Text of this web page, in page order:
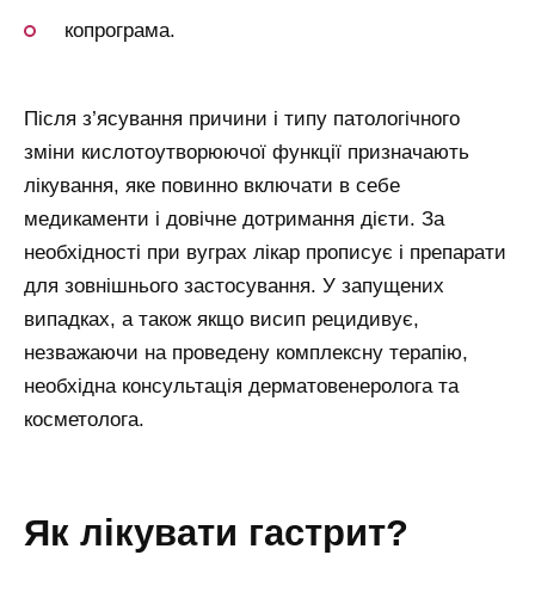
копрограма.
Після з’ясування причини і типу патологічного
зміни кислотоутворюючої функції призначають
лікування, яке повинно включати в себе
медикаменти і довічне дотримання дієти. За
необхідності при вуграх лікар прописує і препарати
для зовнішнього застосування. У запущених
випадках, а також якщо висип рецидивує,
незважаючи на проведену комплексну терапію,
необхідна консультація дерматовенеролога та
косметолога.
як лікувати гастрит?